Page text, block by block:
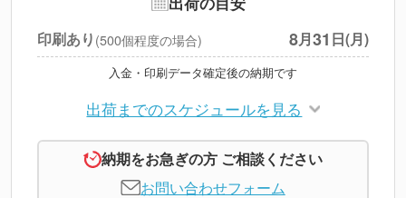
※上記小計は税別です
印刷あり (500個程度の場合) 8月31 日(月)
入金・印刷データ確定後の納期です
出荷までのスケジュールを見る
納期をお急ぎの方 ご相談ください
お問い合わせフォーム